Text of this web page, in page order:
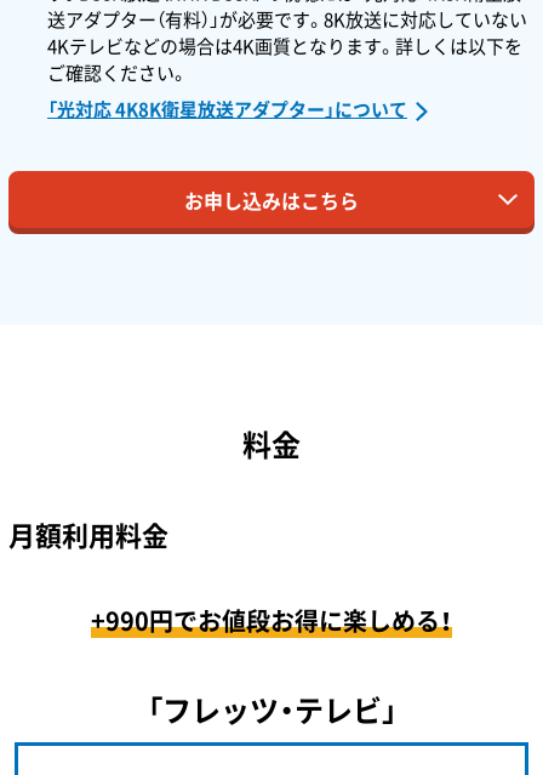
送アダプター（有料）」が必要です。8K放送に対応していない
4Kテレビなどの場合は4K画質となります。詳しくは以下を
ご確認ください。
「光対応 4K8K衛星放送アダプター」について
お申し込みはこちら
料金
月額利用料金
+990円でお値段お得に楽しめる！
「フレッツ・テレビ」